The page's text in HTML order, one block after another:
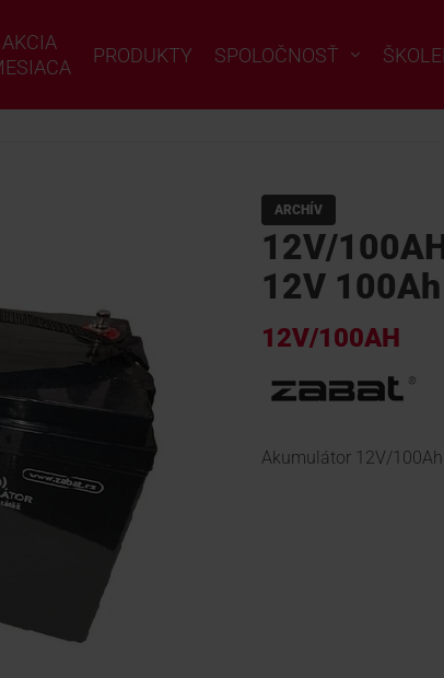
AKCIA
PRODUKTY SPOLOČNOSŤ
ARCHÍV
12V/
12V 100Ah
12V/100AH
Akumulátor 12V/100Ah